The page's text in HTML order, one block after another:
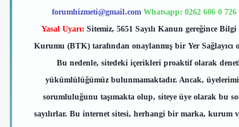
forumhizmeti@gmail.com Whatsapp: 0262 606 0 726
Yasal Uyarı: Sitemiz, 5651 Sayılı Kanun gereğince
Kurumu (BTK) tarafından onaylanmış bir Yer Sağlayıcı
Bu nedenle, sitedeki içerikleri proaktif olarak
yükümlülüğümüz bulunmamaktadır. Ancak,
sorumluluğunu taşımakta olup, siteye üye olarak bu
sayılırlar. Bu internet sitesi, herhangi bir marka, kurum